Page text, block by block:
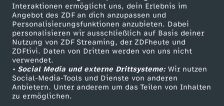
Interaktionen ermöglicht uns, dein Erlebnis im
Angebot des ZDF an dich anzupassen und
Personalisierungsfunktionen anzubieten. Dabei
personalisieren wir ausschließlich auf Basis deiner
Nutzung von ZDF Streaming, der ZDFheute und
ZDFtivi. Daten von Dritten werden von uns nicht
verwendet.
• Social Media und externe Drittsysteme:Wir nutzen
Social-Media-Tools und Dienste von anderen
Anbietern. Unter anderem um das Teilen von Inhalten
zu ermöglichen.
e
r
B
o
Sendungen A-Z
TV-Programm
Hilfe
ZDF Unternehmen
Karriere